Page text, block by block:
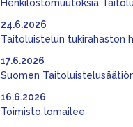
Henkilöstömuutoksia
Taitoluistelun tukirahaston
24.6.2026
Suomen
17.6.2026
Toimisto lomailee
16.6.2026